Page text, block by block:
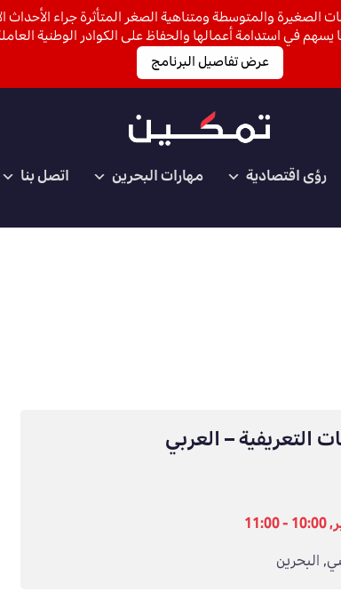
رؤى اقتصادية مهارات البحرين اتصل بنا
التعريفية – العربي
,البحرين
والمتوسطة ومتناهية الصغر المتأثرة جراء الأحداث
يسهم في استدامة أعمالها والحفاظ على الكوادر الوطنية
عرض تفاصيل البرنامج